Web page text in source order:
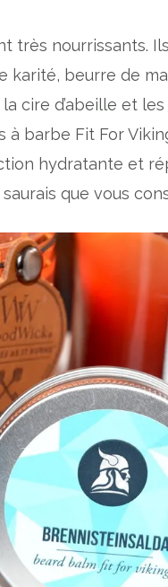
très nourrissants.
karité, beurre de
cire d’abeille et
à barbe Fit For
hydratante et
que vous